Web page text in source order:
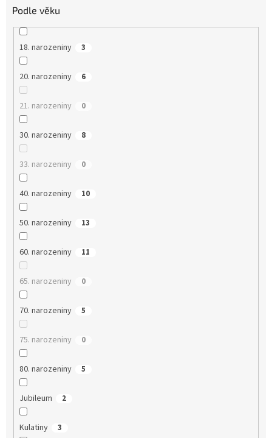
Podle věku
18. narozeniny 3
20. narozeniny 6
21. narozeniny 0
30. narozeniny 8
33. narozeniny 0
40. narozeniny 10
50. narozeniny 13
60. narozeniny 11
65. narozeniny 0
70. narozeniny 5
75. narozeniny 0
80. narozeniny 5
Jubileum 2
Kulatiny 3